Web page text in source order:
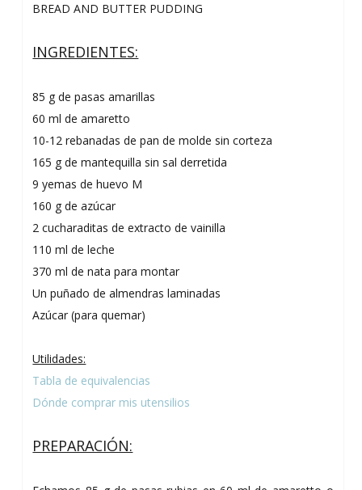
BREAD AND BUTTER PUDDING
INGREDIENTES:
85 g de pasas amarillas
60 ml de amaretto
10-12 rebanadas de pan de molde sin corteza
165 g de mantequilla sin sal derretida
9 yemas de huevo M
160 g de azúcar
2 cucharaditas de extracto de vainilla
110 ml de leche
370 ml de nata para montar
Un puñado de almendras laminadas
Azúcar (para quemar)
Utilidades:
Tabla de equivalencias
Dónde comprar mis utensilios
PREPARACIÓN: